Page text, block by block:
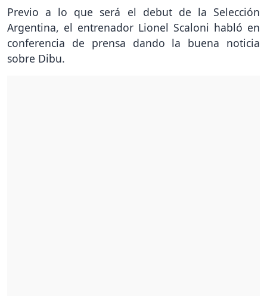
Previo a lo que será el debut de la Selección
Argentina, el entrenador Lionel Scaloni habló en
conferencia de prensa dando la buena noticia
sobre Dibu.